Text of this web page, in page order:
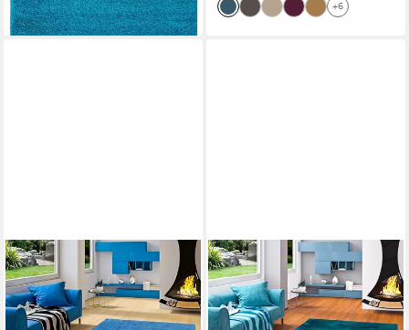
+6
SNAPSTYLE
Hochflor-Teppich Hochflor
Shaggy Teppich Palace,
Rechteckig, Höhe: 36 mm
SNAPSTYLE
Hochflor-Teppich Luxus
Super Soft Hochflor Langflor
Teppich Deluxe, Rechteckig,